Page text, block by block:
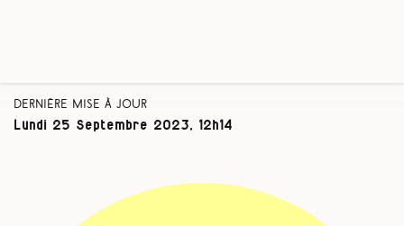
Dernière mise à jour
Lundi 25 Septembre 2023, 12h14